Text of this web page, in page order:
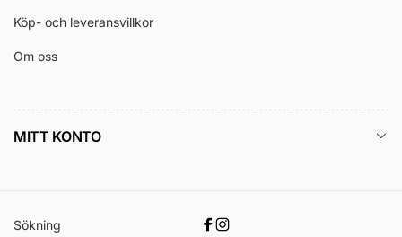
Köp- och leveransvillkor
Om oss
MITT KONTO
Sökning